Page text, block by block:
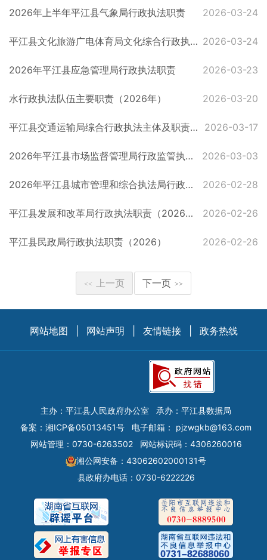
2026年上半年平江县气象局行政执法职责 2026-03-24
平江县文化旅游广电体育局文化综合行政执法大队职责 2026-03-24
2026年平江县应急管理局行政执法职责 2026-03-23
水行政执法队伍主要职责（2026年） 2026-03-20
平江县交通运输局综合行政执法主体及职责公示（2026上） 2026-03-17
2026年平江县市场监督管理局行政监管执法职责 2026-03-03
2026年平江县城市管理和综合执法局行政执法职责 2026-02-28
平江县发展和改革局行政执法职责（2026年） 2026-02-26
平江县民政局行政执法职责（2026） 2026-02-26
<< 上一页 下一页 >>
网站地图 网站声明 友情链接 政务热线
主办：平江县人民政府办公室
承办：平江县数据局
备案： 湘ICP备05013451号 电子邮箱： pjzwgkb@163.com
网站管理：0730-6263502
网站标识码：4306260016
湘公网安备：43062602000131号
县政府办电话：0730-6222226